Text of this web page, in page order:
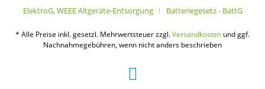
ElektroG, WEEE Altgeräte-Entsorgung
Batteriegesetz - BattG
* Alle Preise inkl. gesetzl. Mehrwertsteuer zzgl.Versandkosten und ggf.
Nachnahmegebühren, wenn nicht anders beschrieben